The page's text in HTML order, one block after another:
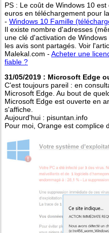
PS : Le coût de Windows 10
euros en téléchargement pour
- Windows 10 Famille
Il existe nombre d'adresses
une clé d'activation de
les avis sont partagés. Voir
Malekal.com - Acheter une
fiable ?
31/05/2019 : Microsoft Edge
C'est toujours pareil : en
Microsoft Edge. Au bout de
Microsoft Edge est ouverte en
s'affiche.
Aujourd'hui : pisuntan.info
Pour moi, Orange est complice